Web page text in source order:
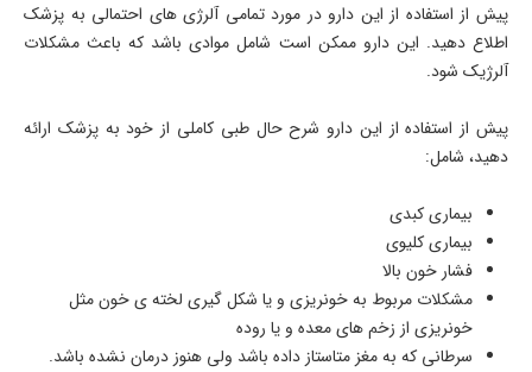
پیش از استفاده از این دارو در مورد تمامی آلرژی های احتمالی به پزشک
اطلاع دهید. این دارو ممکن است شامل موادی باشد که باعث مشکلات
آلرژیک شود.
پیش از استفاده از این دارو شرح حال طبی کاملی از خود به پزشک ارائه
دهید، شامل:
بیماری کبدی
بیماری کلیوی
فشار خون بالا
مشکلات مربوط به خونریزی و یا شکل گیری لخته ی خون مثل
خونریزی از زخم های معده و یا روده
سرطانی که به مغز متاستاز داده باشد ولی هنوز درمان نشده باشد.